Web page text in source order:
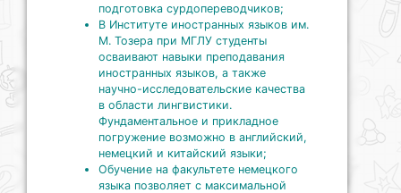
подготовка сурдопереводчиков;
В Институте иностранных языков им.
М. Тозера при МГЛУ студенты
осваивают навыки преподавания
иностранных языков, а также
научно-исследовательские качества
в области лингвистики.
Фундаментальное и прикладное
погружение возможно в английский,
немецкий и китайский языки;
Обучение на факультете немецкого
языка позволяет с максимальной